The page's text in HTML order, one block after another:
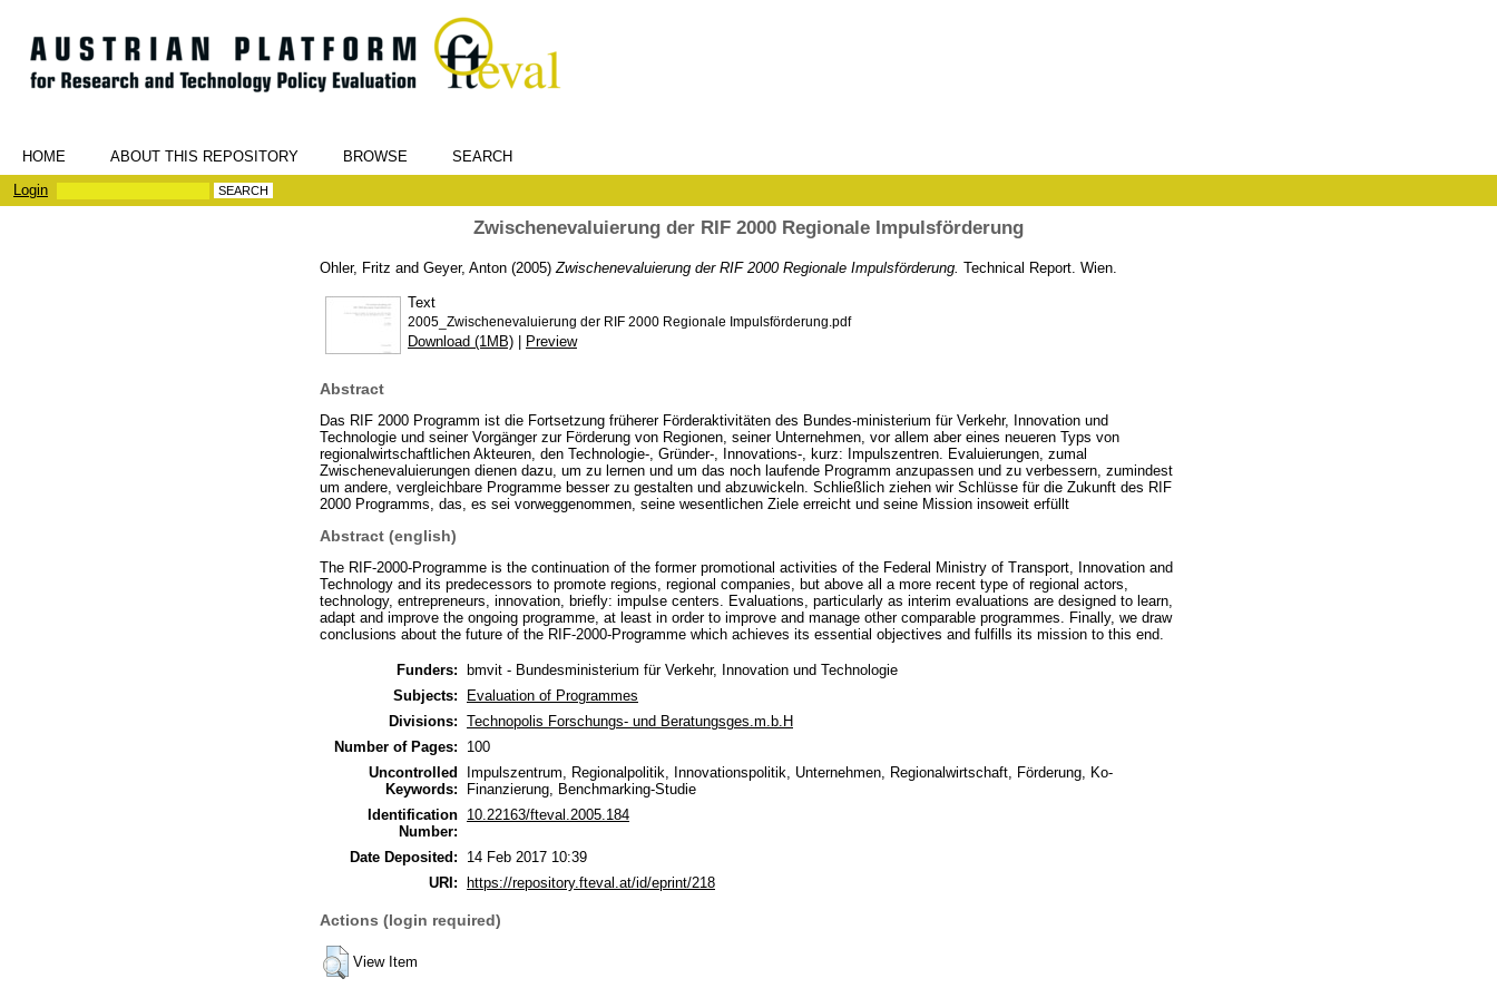
HOME ABOUT THIS REPOSITORY BROWSE
SEARCH
Login
Zwischenevaluierung der RIF 2000 Regionale Impulsförderung
Ohler, Fritz and Geyer, Anton (2005) Zwischenevaluierung der RIF 2000 Regionale Impulsförderung. Technical Report. Wien.
Text
2005_Zwischenevaluierung der RIF 2000 Regionale Impulsförderung.pdf
Download (1MB) | Preview
Abstract
Das RIF 2000 Programm ist die Fortsetzung früherer Förderaktivitäten des Bundes-ministerium für Verkehr, Innovation und
Technologie und seiner Vorgänger zur Förderung von Regionen, seiner Unternehmen, vor allem aber eines neueren Typs von
regionalwirtschaftlichen Akteuren, den Technologie-, Gründer-, Innovations-, kurz: Impulszentren. Evaluierungen, zumal
Zwischenevaluierungen dienen dazu, um zu lernen und um das noch laufende Programm anzupassen und zu verbessern, zumindest
um andere, vergleichbare Programme besser zu gestalten und abzuwickeln. Schließlich ziehen wir Schlüsse für die Zukunft des RIF
2000 Programms, das, es sei vorweggenommen, seine wesentlichen Ziele erreicht und seine Mission insoweit erfüllt
Abstract (english)
The RIF-2000-Programme is the continuation of the former promotional activities of the Federal Ministry of Transport, Innovation and
Technology and its predecessors to promote regions, regional companies, but above all a more recent type of regional actors,
technology, entrepreneurs, innovation, briefly: impulse centers. Evaluations, particularly as interim evaluations are designed to learn,
adapt and improve the ongoing programme, at least in order to improve and manage other comparable programmes. Finally, we draw
conclusions about the future of the RIF-2000-Programme which achieves its essential objectives and fulfills its mission to this end.
Funders:
bmvit - Bundesministerium für Verkehr, Innovation und Technologie
Subjects:
Evaluation of Programmes
Divisions: Technopolis Forschungs- und Beratungsges.m.b.H
Number of Pages:
100
Uncontrolled
Keywords:
Impulszentrum, Regionalpolitik, Innovationspolitik, Unternehmen, Regionalwirtschaft, Förderung, Ko-
Finanzierung, Benchmarking-Studie
Identification
Number:
10.22163/fteval.2005.184
Date Deposited:
14 Feb 2017 10:39
URI:
https://repository.fteval.at/id/eprint/218
Actions (login required)
View Item